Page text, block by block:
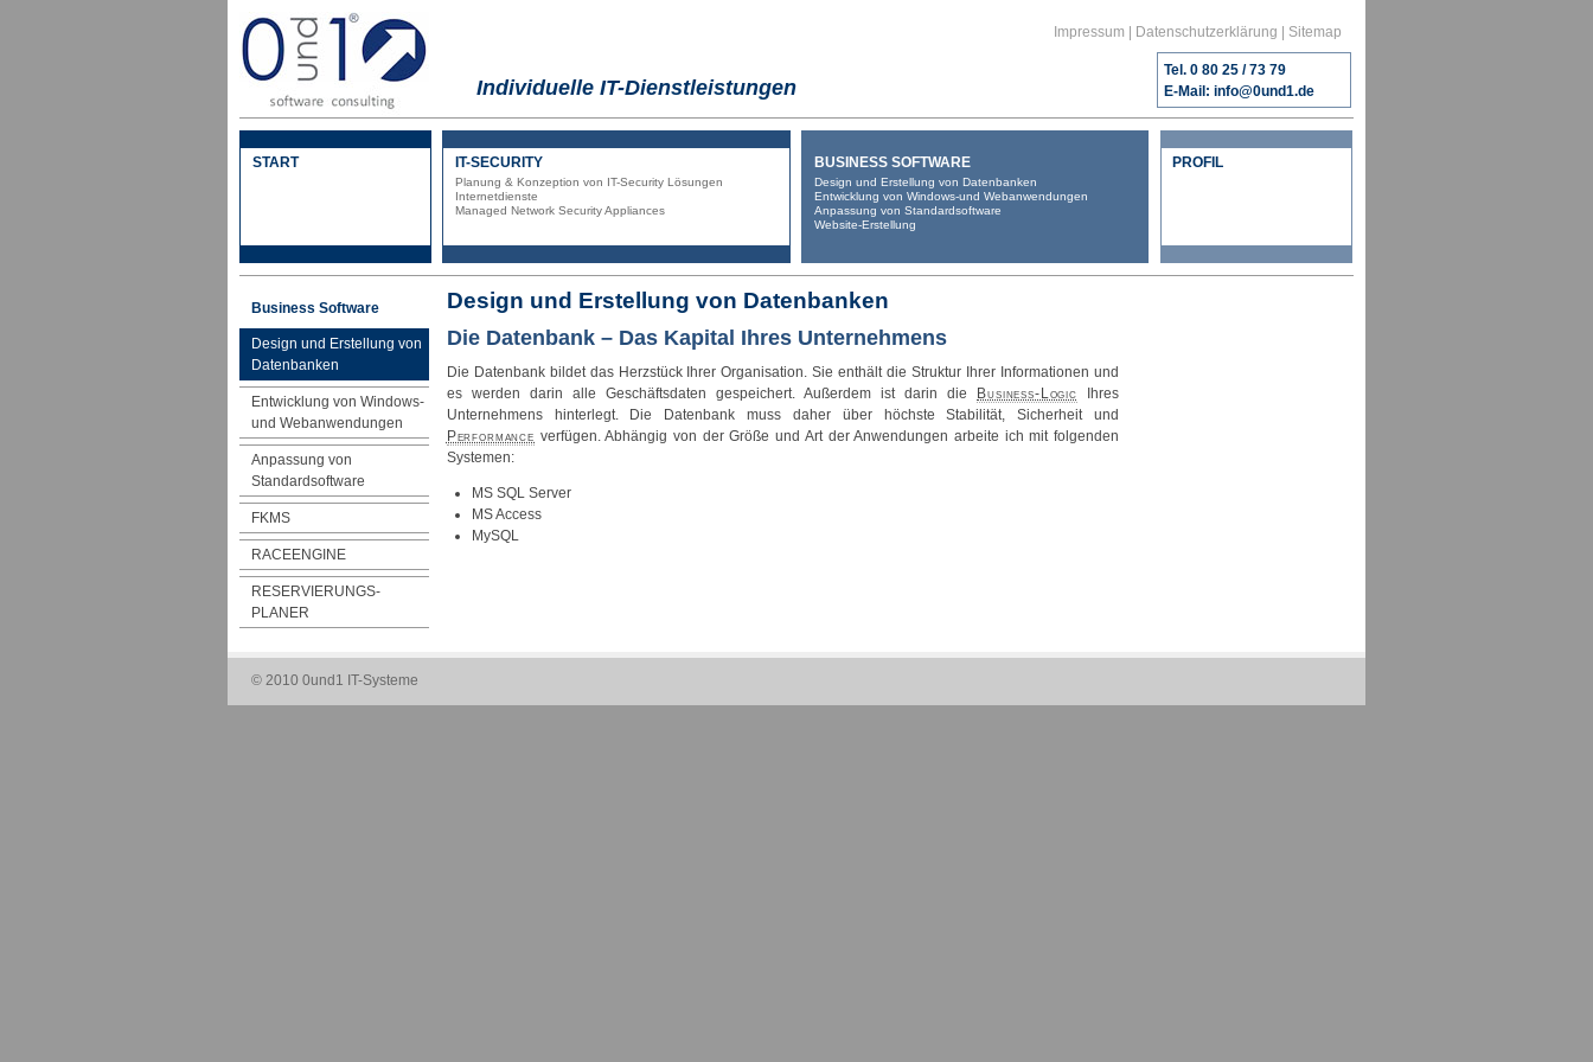
Impressum Datenschutzerklärung Sitemap
Tel. 0 80 25 / 73 79
E-Mail:info@0und1.de
Individuelle IT-Dienstleistungen
START IT-SECURITY
Planung & Konzeption von IT-Security Lösungen
Internetdienste
Managed Network Security Appliances
BUSINESS SOFTWARE
Design und Erstellung von Datenbanken
Entwicklung von Windows-und Webanwendungen
Anpassung von Standardsoftware
Website-Erstellung
PROFIL
Business Software
Design und Erstellung von
Datenbanken
Entwicklung von Windows-
und Webanwendungen
Anpassung von
Standardsoftware
FKMS
RACEENGINE
RESERVIERUNGS-
PLANER
Design und Erstellung von Datenbanken
Die Datenbank – Das Kapital Ihres Unternehmens
Die Datenbankbildet das Herzstück Ihrer Organisation. Sie enthält die Struktur Ihrer Informationen und
es werden darin alle Geschäftsdaten gespeichert. Außerdem ist darin die Business-Logic Ihres
Unternehmens hinterlegt. Die Datenbank muss daher über höchste Stabilität, Sicherheit und
Performance verfügen. Abhängig von der Größe und Art der Anwendungen arbeite ich mit folgenden
Systemen:
MS SQL Server
MS Access
MySQL
© 2010 0und1 IT-Systeme